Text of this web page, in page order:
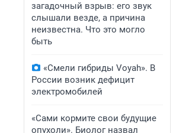
загадочный взрыв: его звук
слышали везде, а причина
неизвестна. Что это могло
быть
«Смели гибриды Voyah». В
России возник дефицит
электромобилей
«Сами кормите свои будущие
опухоли». Биолог назвал